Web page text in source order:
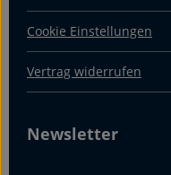
Cookie Einstellungen
Vertrag widerrufen
Newsletter